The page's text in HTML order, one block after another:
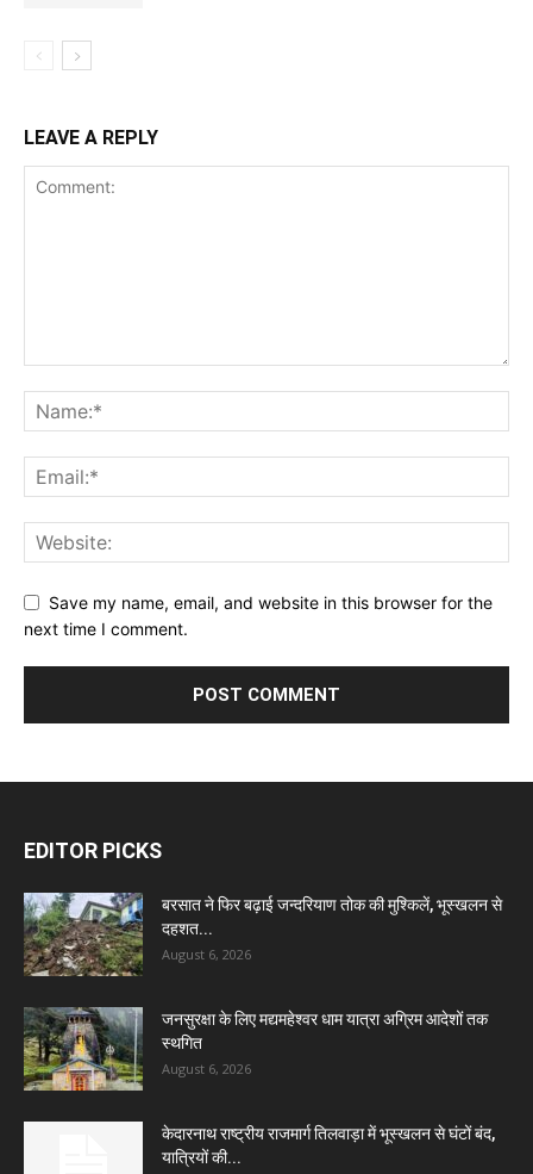
LEAVE A REPLY
Save my name, email, and website in this browser for the
next time I comment.
EDITOR PICKS
बरसात ने फिर बढ़ाई जन्दरियाण तोक की मुश्किलें, भूस्खलन से
दहशत...
August 6, 2026
जनसुरक्षा के लिए मद्यमहेश्वर धाम यात्रा अग्रिम आदेशों तक
स्थगित
August 6, 2026
केदारनाथ राष्ट्रीय राजमार्ग तिलवाड़ा में भूस्खलन से घंटों बंद,
यात्रियों की...